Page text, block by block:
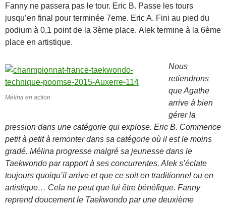
Fanny ne passera pas le tour. Eric B. Passe les tours
jusqu’en final pour terminée 7eme. Eric A. Fini au pied du
podium à 0,1 point de la 3ème place. Alek termine à la 6ème
place en artistique.
Mélina en action
Nous
retiendrons
que Agathe
arrive à bien
gérer la
pression dans une catégorie qui explose. Eric B. Commence
petit à petit à remonter dans sa catégorie où il est le moins
gradé. Mélina progresse malgré sa jeunesse dans le
Taekwondo par rapport à ses concurrentes. Alek s’éclate
toujours quoiqu’il arrive et que ce soit en traditionnel ou en
artistique… Cela ne peut que lui être bénéfique. Fanny
reprend doucement le Taekwondo par une deuxième